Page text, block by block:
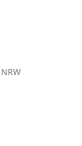
NRW